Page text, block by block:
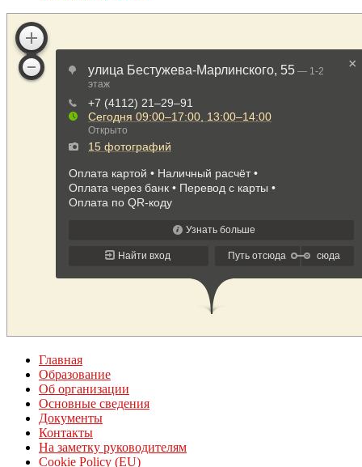
Главная
Образование
Об организации
Основные сведения
Документы
Контакты
На заметку руководителям
Cookie Policy (EU)